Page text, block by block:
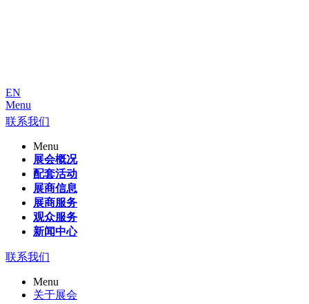
EN
Menu
联系我们
Menu
展会概况
配套活动
展商信息
展商服务
观众服务
新闻中心
联系我们
Menu
关于展会